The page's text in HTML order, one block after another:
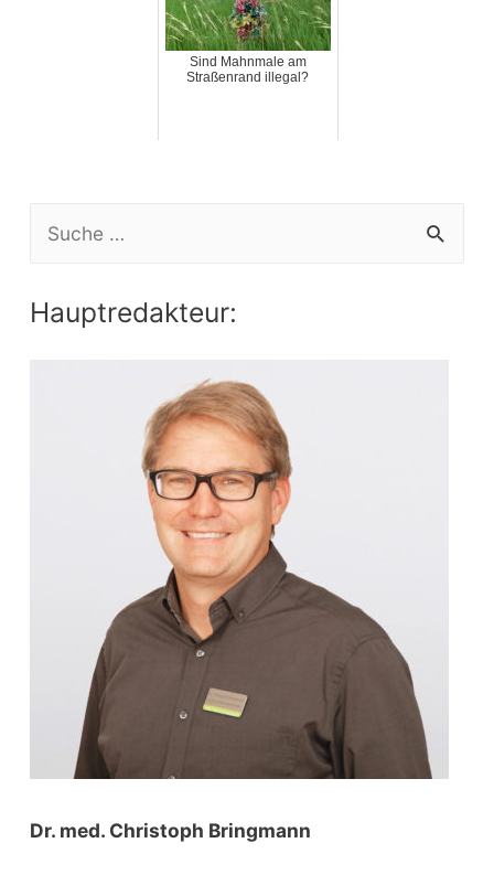
Sind Mahnmale am
Straßenrand illegal?
Hauptredakteur:
Dr. med. Christoph Bringmann